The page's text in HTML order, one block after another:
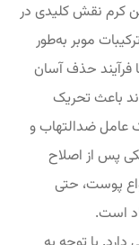
کرم نقش کلیدی در
موبر به‌طور
فرآیند حذف آسان
باعث تحریک
عامل ضدالتهاب و
پس از اصلاح
پوست، حتی
است.